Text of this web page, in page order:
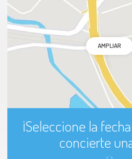
AMPLIAR
¡Seleccione la
concierte